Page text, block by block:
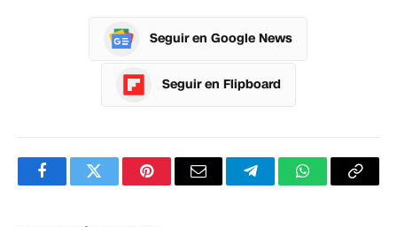
Seguir en Google News
Seguir en Flipboard
FacebookTwitterPinterestCorreoTelegramWhatsApp